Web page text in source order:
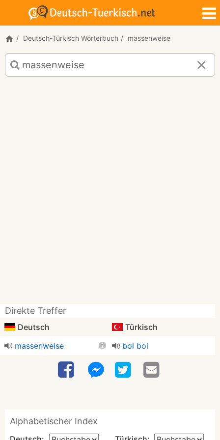
Deutsch-Türkisch Wörterbuch massenweise
Deutsch-
Türkisch
Übersetzung
Direkte Treffer
Deutsch
Türkisch
massenweise
bol bol
Alphabetischer Index